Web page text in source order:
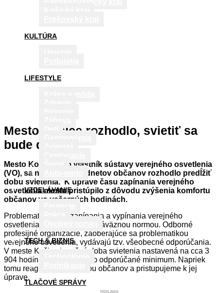
KULTÚRA
LIFESTYLE
VZDELÁVANIE
TECH & BIZNIS
TLAČOVÉ SPRÁVY
Mesto Košice rozhodlo, svietiť sa
bude dlhšie
Mesto Košice, ako vlastník sústavy verejného osvetlenia
(VO), sa na základe podnetov občanov rozhodlo predĺžiť
dobu svietenia. K úprave času zapínania verejného
osvetlenia mesto pristúpilo z dôvodu zvýšenia komfortu
občanov vo večerných hodinách.
Problematika času zapínania a vypínania verejného
osvetlenia nie je upravená záväznou normou. Odborné
profesijné organizácie, zaoberajúce sa problematikou
verejného osvetlenia, vydávajú tzv. všeobecné odporúčania.
V meste Košice je ročná doba svietenia nastavená na cca 3
904 hodín, čo je vyššie ako odporúčané minimum. Napriek
tomu reagujeme na prosbu občanov a pristupujeme k jej
úprave.
REKLAMA